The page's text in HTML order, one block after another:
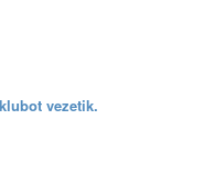
vezetik.